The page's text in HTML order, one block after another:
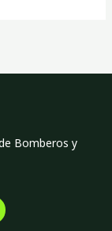
Bomberos y